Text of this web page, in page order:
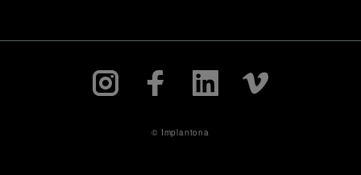
© Implantona